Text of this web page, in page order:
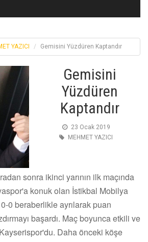
YAZICI Gemisini Yüzdüren Kaptandır
Gemisini
Yüzdüren
Kaptandır
23 Ocak 2019
MEHMET YAZICI
sonra ikinci yarının ilk maçında
konuk olan İstikbal Mobilya
0 beraberlikle ayrılarak puan
başardı. Maç boyunca etkili ve
Daha önceki köşe